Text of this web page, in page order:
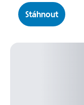
Stáhnout